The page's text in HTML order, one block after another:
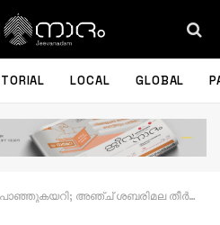
LOCAL GLOBAL
അഞ്ച് ശബരിമല തീര്‍ഥാടകര്‍ മരിച്ചു, 19 പേര്‍ക്ക് പരിക്ക്